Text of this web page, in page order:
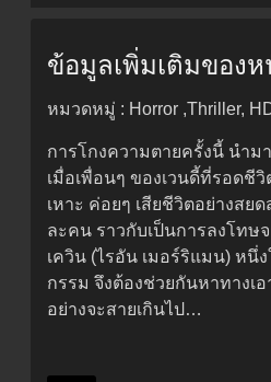
ข้อมูลเพิ่มเติมของห
หมวดหมู่ : Horror ,Thriller,
การโกงความตายครั้งนี้ นำม
เมื่อเพื่อนๆ ของเวนดี้ที่รอดชี
เหาะ ค่อยๆ เสียชีวิตอย่างสย
ละคน ราวกับเป็นการลงโทษ
เควิน (ไรอัน เมอร์ริแมน) หนึ่
กรรม จึงต้องช่วยกันหาทางเ
อย่างจะสายเกินไป…